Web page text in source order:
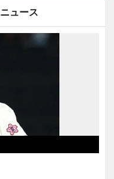
ュース